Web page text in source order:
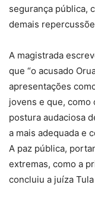
segurança pública,
demais
A magistrada
que “o acusado
apresentações
jovens e que, como
postura audaciosa
a mais adequada e
A paz pública,
extremas, como a
concluiu a juíza